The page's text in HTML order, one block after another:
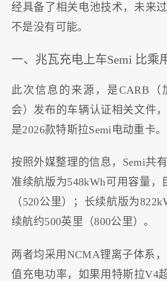
经具备了相关电池技术，未来
不是没有可能。
一、兆瓦充电上车Semi 比乘
此次信息的来源，是CARB（
会）发布的车辆认证相关文件
是2026款特斯拉Semi电动重卡。
按照外媒整理的信息，Semi共
准续航版为548kWh可用容量，
（520公里）；长续航版为
续航约500英里（800公里）。
两者均采用NCMA锂离子体系
值充电功率， 如果用特斯拉V4